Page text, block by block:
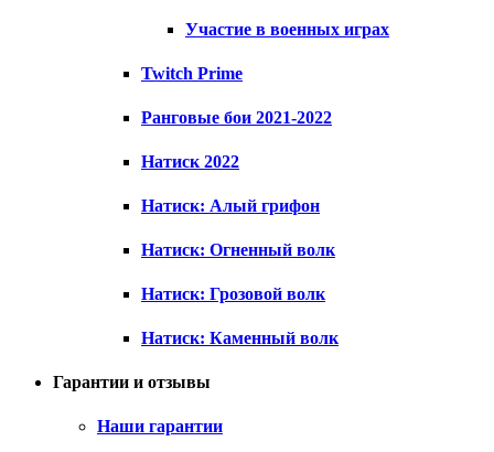
Участие в военных играх
Twitch Prime
Ранговые бои 2021-2022
Натиск 2022
Натиск: Алый грифон
Натиск: Огненный волк
Натиск: Грозовой волк
Натиск: Каменный волк
Гарантии и отзывы
Наши гарантии